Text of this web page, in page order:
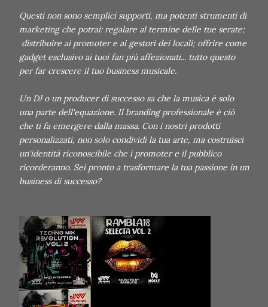
Questi non sono semplici supporti, ma potenti strumenti di
marketing che potrai: regalare al termine delle tue serate;
distribuire ai promoter e ai gestori dei locali; offrire come
gadget esclusivo ai tuoi fan più affezionati... tutto questo
per far crescere il tuo business musicale.
Un DJ o un producer di successo sa che la musica è solo
una parte dell'equazione. Il branding professionale è ciò
che ti fa emergere dalla massa. Con i nostri prodotti
personalizzati, non solo condividi la tua arte, ma costruisci
un'identità riconoscibile che i promoter e il pubblico
ricorderanno. Sei pronto a trasformare la tua passione in un
business di successo?